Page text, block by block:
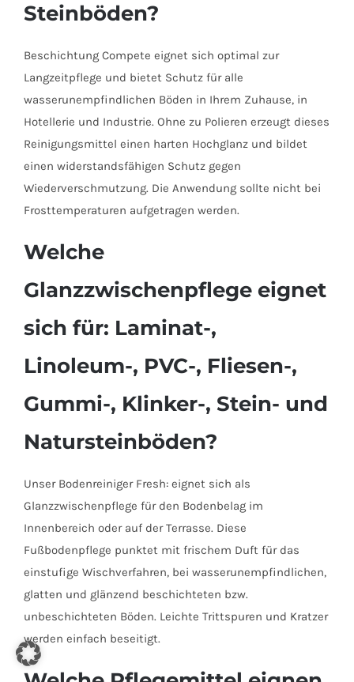
Steinböden?
Beschichtung Compete eignet sich optimal zur
Langzeitpflege und bietet Schutz für alle
wasserunempfindlichen Böden in Ihrem Zuhause, in
Hotellerie und Industrie. Ohne zu Polieren erzeugt dieses
Reinigungsmittel einen harten Hochglanz und bildet
einen widerstandsfähigen Schutz gegen
Wiederverschmutzung. Die Anwendung sollte nicht bei
Frosttemperaturen aufgetragen werden.
Welche
Glanzzwischenpflege eignet
sich für: Laminat-,
Linoleum-, PVC-, Fliesen-,
Gummi-, Klinker-, Stein- und
Natursteinböden?
Unser Bodenreiniger Fresh: eignet sich als
Glanzzwischenpflege für den Bodenbelag im
Innenbereich oder auf der Terrasse. Diese
Fußbodenpflege punktet mit frischem Duft für das
einstufige Wischverfahren, bei wasserunempfindlichen,
glatten und glänzend beschichteten bzw.
unbeschichteten Böden. Leichte Trittspuren und Kratzer
werden einfach beseitigt.